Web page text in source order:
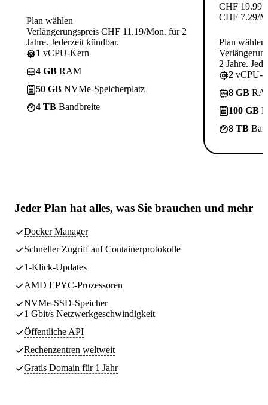
Plan wählen
Verlängerungspreis CHF 11.19/Mon. für 2
Jahre. Jederzeit kündbar.
1 vCPU-Kern
4 GB RAM
50 GB NVMe-Speicherplatz
4 TB Bandbreite
CHF 19.99
CHF 7.29/
Plan wählen
2 Jahre.
2 vCPU-
8 GB
100 GB
8 TB
Jeder Plan hat alles, was Sie brauchen und mehr
Docker Manager
Schneller Zugriff auf Containerprotokolle
1-Klick-Updates
AMD EPYC-Prozessoren
NVMe-SSD-Speicher
1 Gbit/s Netzwerkgeschwindigkeit
Öffentliche API
Rechenzentren weltweit
Gratis Domain für 1 Jahr